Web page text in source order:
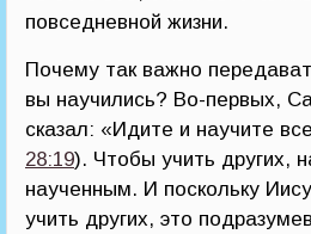
повседневной жизни.
Почему так важно
вы научились? Во-первых,
сказал: «Идите и научите
28:19). Чтобы учить других,
наученным. И поскольку
учить других, это